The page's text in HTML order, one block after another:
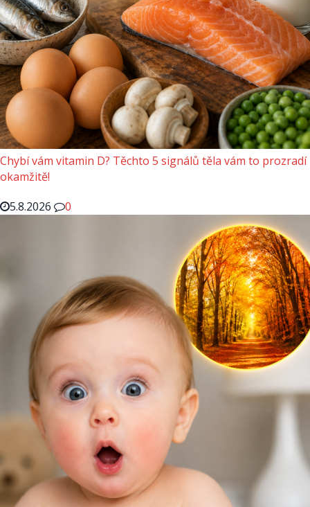
Chybí vám vitamin D? Těchto 5 signálů těla vám to prozradí
okamžitě!
5.8.2026
0